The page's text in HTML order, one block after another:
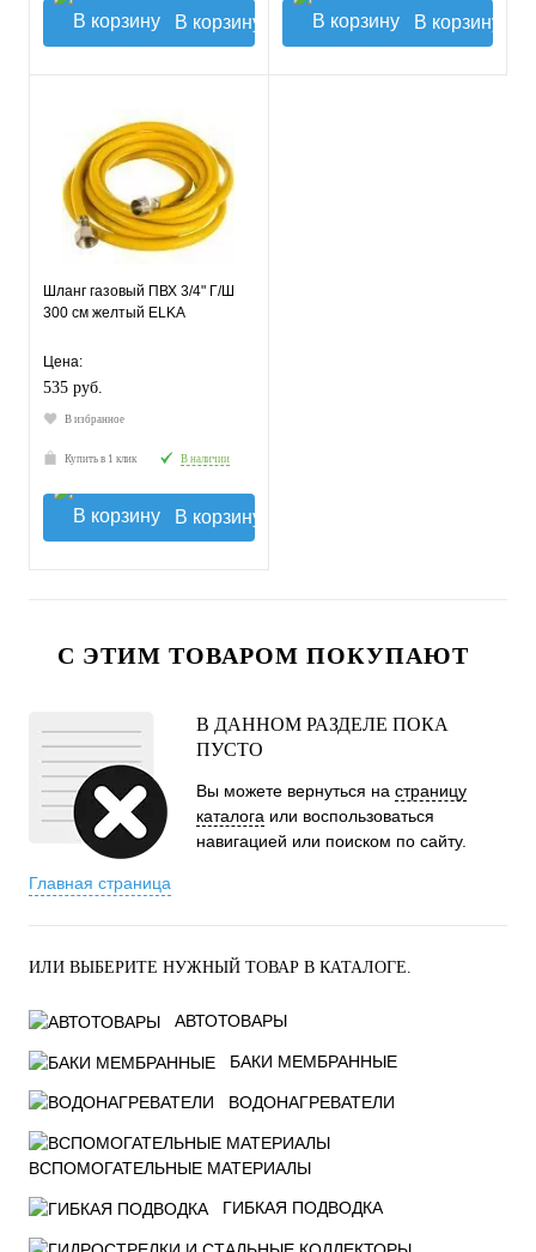
В корзину В корзину
Шланг газовый ПВХ 3/4" Г/Ш
300 см желтый ELKA
Цена:
535 руб.
В избранное
Купить в 1 клик В наличии
В корзину
С ЭТИМ ТОВАРОМ ПОКУПАЮТ
В ДАННОМ РАЗДЕЛЕ ПОКА
ПУСТО
Вы можете вернуться на страницу
каталога или воспользоваться
навигацией или поиском по сайту.
Главная страница
ИЛИ ВЫБЕРИТЕ НУЖНЫЙ ТОВАР В КАТАЛОГЕ.
АВТОТОВАРЫ
БАКИ МЕМБРАННЫЕ
ВОДОНАГРЕВАТЕЛИ
ВСПОМОГАТЕЛЬНЫЕ МАТЕРИАЛЫ
ГИБКАЯ ПОДВОДКА